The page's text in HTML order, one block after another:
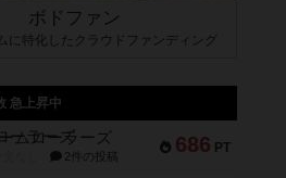
ボドファン
に特化したクラウドファンディング
急上昇中
686 PT
ムローラーズ
2件の投稿